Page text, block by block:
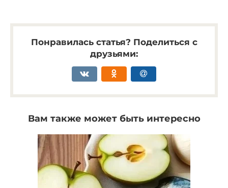
Понравилась статья? Поделиться с
друзьями:
Вам также может быть интересно